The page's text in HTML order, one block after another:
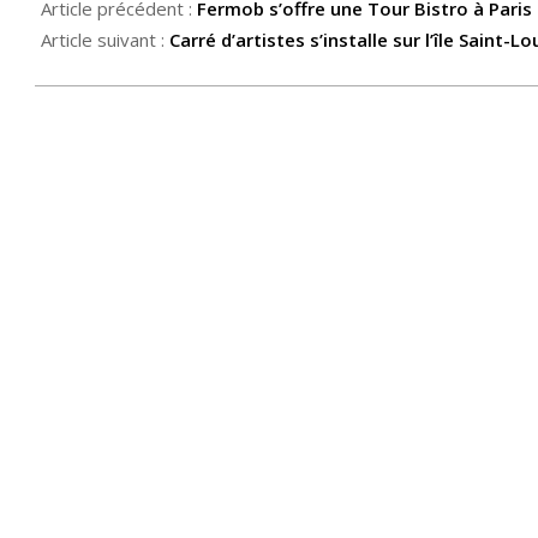
Article précédent : Fermob s’offre une Tour Bistro à Paris
Article suivant : Carré d’artistes s’installe sur l’île Saint-